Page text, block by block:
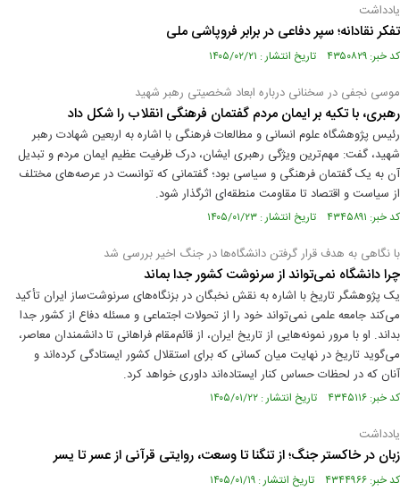
یادداشت
تفکر نقادانه؛ سپر دفاعی در برابر فروپاشی ملی
کد خبر: ۴۳۵۰۸۲۹ تاریخ انتشار : ۱۴۰۵/۰۲/۲۱
موسی نجفی در سخنانی درباره ابعاد شخصیتی رهبر شهید
رهبری، با تکیه بر ایمان مردم گفتمان فرهنگی انقلاب را شکل داد
رئیس پژوهشگاه علوم انسانی و مطالعات فرهنگی با اشاره به اربعین شهادت رهبر
شهید، گفت: مهم‌ترین ویژگی رهبری ایشان، درک ظرفیت عظیم ایمان مردم و تبدیل
آن به یک گفتمان فرهنگی و سیاسی بود؛ گفتمانی که توانست در عرصه‌های مختلف
از سیاست و اقتصاد تا مقاومت منطقه‌ای اثرگذار شود.
کد خبر: ۴۳۴۵۸۹۱ تاریخ انتشار : ۱۴۰۵/۰۱/۲۳
با نگاهی به هدف قرار گرفتن دانشگاه‌ها در جنگ اخیر بررسی شد
چرا دانشگاه نمی‌تواند از سرنوشت کشور جدا بماند
یک پژوهشگر تاریخ با اشاره به نقش نخبگان در بزنگاه‌های سرنوشت‌ساز ایران تأکید
می‌کند جامعه علمی نمی‌تواند خود را از تحولات اجتماعی و مسئله دفاع از کشور جدا
بداند. او با مرور نمونه‌هایی از تاریخ ایران، از قائم‌مقام فراهانی تا دانشمندان معاصر،
می‌گوید تاریخ در نهایت میان کسانی که برای استقلال کشور ایستادگی کرده‌اند و
آنان که در لحظات حساس کنار ایستاده‌اند داوری خواهد کرد.
کد خبر: ۴۳۴۵۱۱۶ تاریخ انتشار : ۱۴۰۵/۰۱/۲۲
یادداشت
زبان در خاکستر جنگ؛ از تنگنا تا وسعت، روایتی قرآنی از عسر تا یسر
کد خبر: ۴۳۴۴۹۶۶ تاریخ انتشار : ۱۴۰۵/۰۱/۱۹